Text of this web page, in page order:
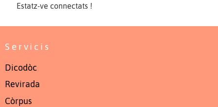
Estatz-ve connectats !
Servicis
Dicodòc
Revirada
Còrpus